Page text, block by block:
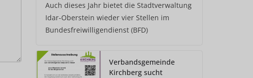
Auch dieses Jahr bietet die Stadtverwaltung
Idar-Oberstein wieder vier Stellen im
Bundesfreiwilligendienst (BFD)
Verbandsgemeinde
Kirchberg sucht